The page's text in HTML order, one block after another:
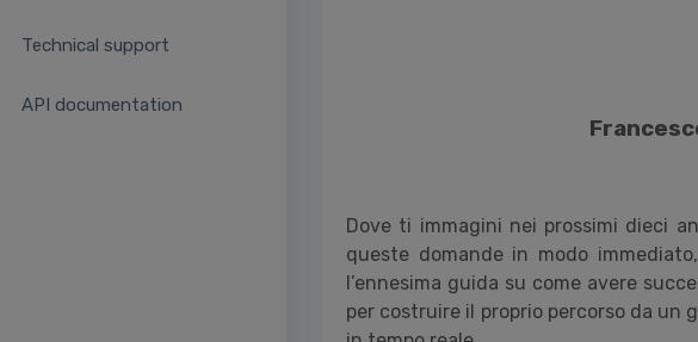
Technical support
API documentation
Dove ti immagini nei prossimi dieci
queste domande in modo
l’ennesima guida su come avere
per costruire il proprio percorso da un